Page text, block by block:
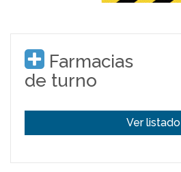
Farmacias
de turno
Ver listado